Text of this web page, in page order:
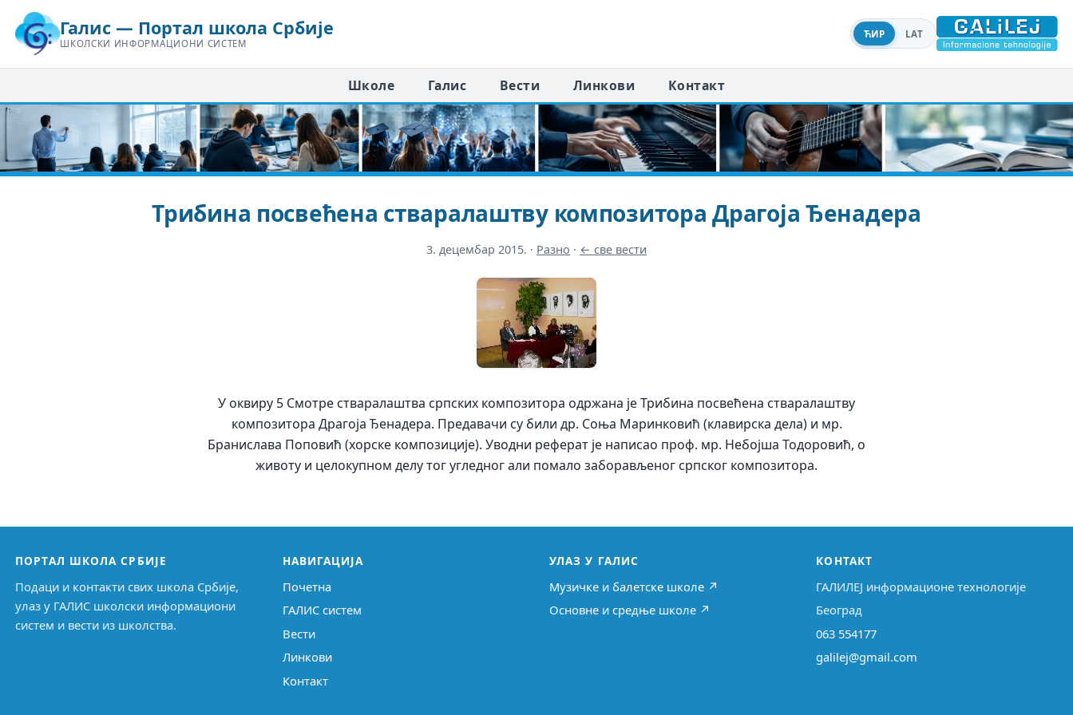
Галис — Портал школа Србије
ШКОЛСКИ ИНФОРМАЦИОНИ СИСТЕМ
ЋИР LAT
Школе Галис Вести Линкови Контакт
Трибина посвећена стваралаштву композитора Драгоја Ђенадера
3. децембар 2015. · Разно · ← све вести
У оквиру 5 Смотре стваралаштва српских композитора одржана је Трибина посвећена стваралаштву
композитора Драгоја Ђенадера. Предавачи су били др. Соња Маринковић (клавирска дела) и мр.
Бранислава Поповић (хорске композиције). Уводни реферат је написао проф. мр. Небојша Тодоровић, о
животу и целокупном делу тог угледног али помало заборављеног српског композитора.
ПОРТАЛ ШКОЛА СРБИЈЕ
Подаци и контакти свих школа Србије,
улаз у ГАЛИС школски информациони
систем и вести из школства.
НАВИГАЦИЈА
Почетна
ГАЛИС систем
Вести
Линкови
Контакт
УЛАЗ У ГАЛИС
Музичке и балетске школе ↗
Основне и средње школе ↗
КОНТАКТ
ГАЛИЛЕЈ информационе технологије
Београд
063 554177
galilej@gmail.com